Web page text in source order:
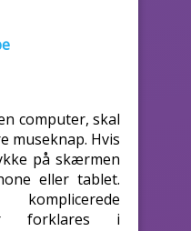
computer, skal
museknap. Hvis
på skærmen
eller tablet.
forklares i